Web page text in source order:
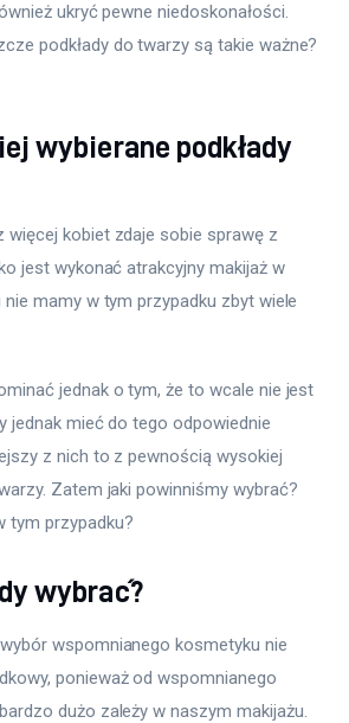
ukryć pewne niedoskonałości.
podkłady do twarzy są takie ważne?
wybierane podkłady
więcej kobiet zdaje sobie sprawę z
jest wykonać atrakcyjny makijaż w
mamy w tym przypadku zbyt wiele
jednak o tym, że to wcale nie jest
jednak mieć do tego odpowiednie
z nich to z pewnością wysokiej
Zatem jaki powinniśmy wybrać?
tym przypadku?
wybrać?
wspomnianego kosmetyku nie
ponieważ od wspomnianego
dużo zależy w naszym makijażu.